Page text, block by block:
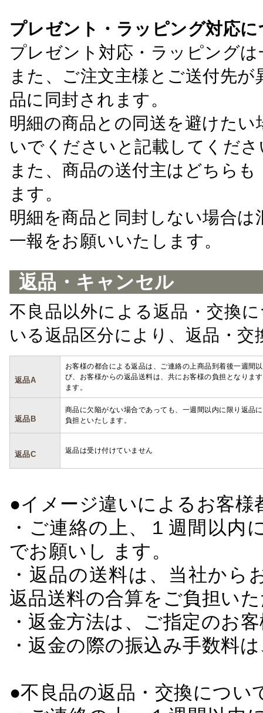
プレゼント・ラッピング対応
プレゼント対応・ラッピング
また、ご注文主様とご送付先
品に同封されます。
明細の商品との同送を避けた
いでくださいと記載してくださ
また、商品の送付主はどちら
ます。
明細を商品と同封しない場合
一報をお願いいたします。
返品・キャンセル
不良品以外による返品・交換
いる返品区分により、返品・
返品A
お客様の都合による返品は、ご連絡の上商品到着後一週間
び、お客様からの返品送料は、共にお客様の負担となりま
ます。
返品B
商品に欠陥がない場合であっても、一週間以内に限り返品
負担といたします。
返品C 返品は受け付けていません
●イメージ違いによるお客
・ご連絡の上、１週間以
でお願いし ます。
・返品の送料は、当社か
返品送料の合算をご負担い
・返金方法は、ご指定のお
・返金の際の振込み手数料
●不良品の返品・交換につい